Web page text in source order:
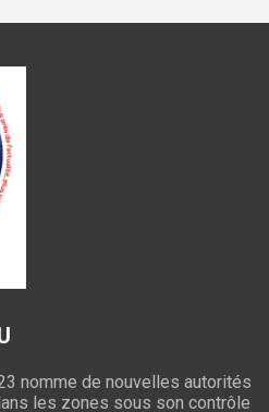
nomme de nouvelles autorités
les zones sous son contrôle